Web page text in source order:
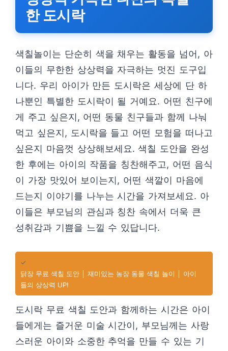
한 도시락
색칠놀이는 단순히 색을 채우는 활동을 넘어, 아
이들의 무한한 상상력을 자극하는 멋진 도구입
니다. 우리 아이가 만든 도시락은 세상에 단 하
나뿐인 특별한 도시락이 될 거예요. 어떤 친구에
게 주고 싶은지, 어떤 동물 친구들과 함께 나눠
먹고 싶은지, 도시락을 들고 어떤 모험을 떠나고
싶은지 마음껏 상상해보세요. 색칠 도안을 완성
한 후에는 아이의 작품을 칭찬해주고, 어떤 음식
이 가장 맛있어 보이는지, 어떤 색깔이 마음에
드는지 이야기를 나누는 시간을 가져보세요. 아
이들은 부모님의 관심과 칭찬 속에서 더욱 큰
성취감과 기쁨을 느낄 수 있답니다.
✓
닭장 무료 색칠 도안 │ 재미있는 농장 동물 색칠 놀이 │ 아이
들의 상상력 UP!
도시락 무료 색칠 도안과 함께하는 시간은 아이
들에게는 즐거운 미술 시간이, 부모님께는 사랑
스러운 아이와 소중한 추억을 만들 수 있는 기